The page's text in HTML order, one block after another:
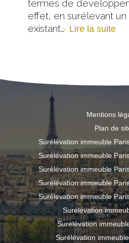
termes de
effet, en surélevant
existant… Lire la suite
Mentions
Plan de
Surélévation immeuble
Surélévation immeuble
Surélévation immeuble
Surélévation immeuble
Surélevation immeuble
Surélévation
Surélévation
Surélévation